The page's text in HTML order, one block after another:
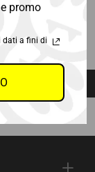
promo
dati a fini di